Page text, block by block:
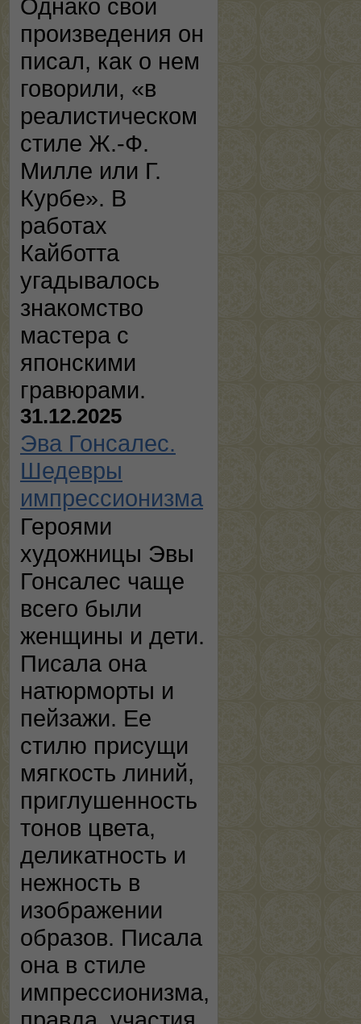
Однако свои
произведения он
писал, как о нем
говорили, «в
реалистическом
стиле Ж.-Ф.
Милле или Г.
Курбе». В
работах
Кайботта
угадывалось
знакомство
мастера с
японскими
гравюрами.
31.12.2025
Эва Гонсалес.
Шедевры
импрессионизма
Героями
художницы Эвы
Гонсалес чаще
всего были
женщины и дети.
Писала она
натюрморты и
пейзажи. Ее
стилю присущи
мягкость линий,
приглушенность
тонов цвета,
деликатность и
нежность в
изображении
образов. Писала
она в стиле
импрессионизма,